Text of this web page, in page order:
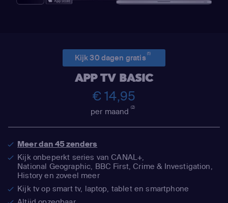
Kijk 30 dagen gratis(1)
APP TV BASIC
€ 14,95
per maand(2)
Meer dan 45 zenders
Kijk onbeperkt series van CANAL+,
National Geographic, BBC First, Crime & Investigation,
History en zoveel meer
Kijk tv op smart tv, laptop, tablet en smartphone